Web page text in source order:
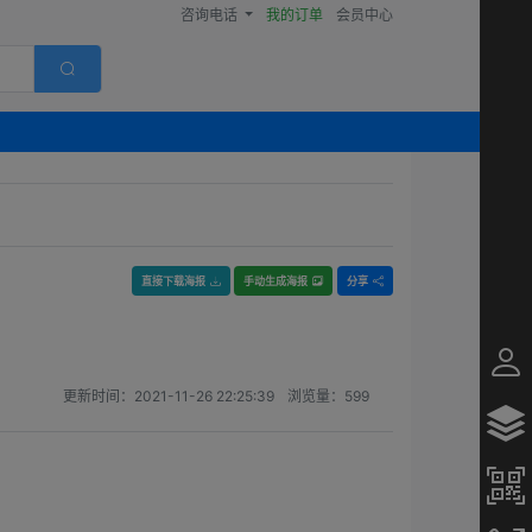
咨询电话 我的订单 会员中心
直接下载海报 手动生成海报 分享
更新时间： 2021-11-26 22:25:39 浏览量： 599